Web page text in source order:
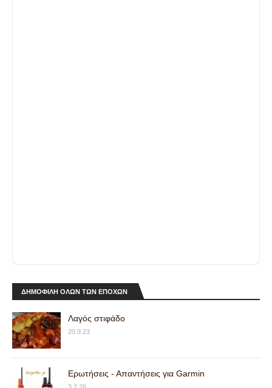
ΔΗΜΟΦΙΛΗ ΟΛΩΝ ΤΩΝ ΕΠΟΧΩΝ
Λαγός στιφάδο
20.9.23
Ερωτήσεις - Απαντήσεις για Garmin